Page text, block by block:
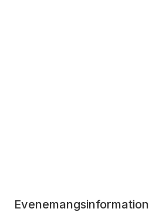
Evenemangsinformation